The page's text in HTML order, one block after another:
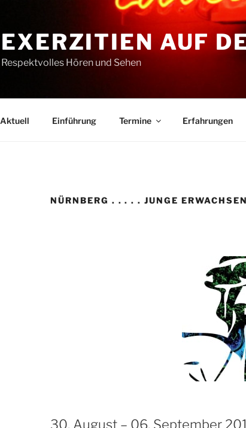
EXERZITIEN AUF
Respektvolles Hören und Sehen
Aktuell Einführung Termine Erfahrungen
NÜRNBERG . . . . . JUNGE
30. August – 06. September